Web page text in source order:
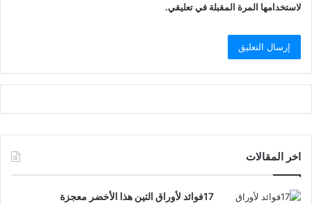
لاستخدامها المرة المقبلة في تعليقي.
اخر المقالات
17فوائد لأوراق التين هذا الأخضر معجزة